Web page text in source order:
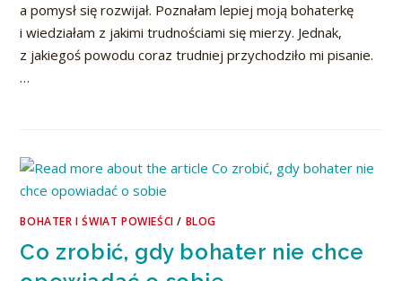
a pomysł się rozwijał. Poznałam lepiej moją bohaterkę
i wiedziałam z jakimi trudnościami się mierzy. Jednak,
z jakiegoś powodu coraz trudniej przychodziło mi pisanie.
…
BOHATER I ŚWIAT POWIEŚCI / BLOG
Co zrobić, gdy bohater nie chce